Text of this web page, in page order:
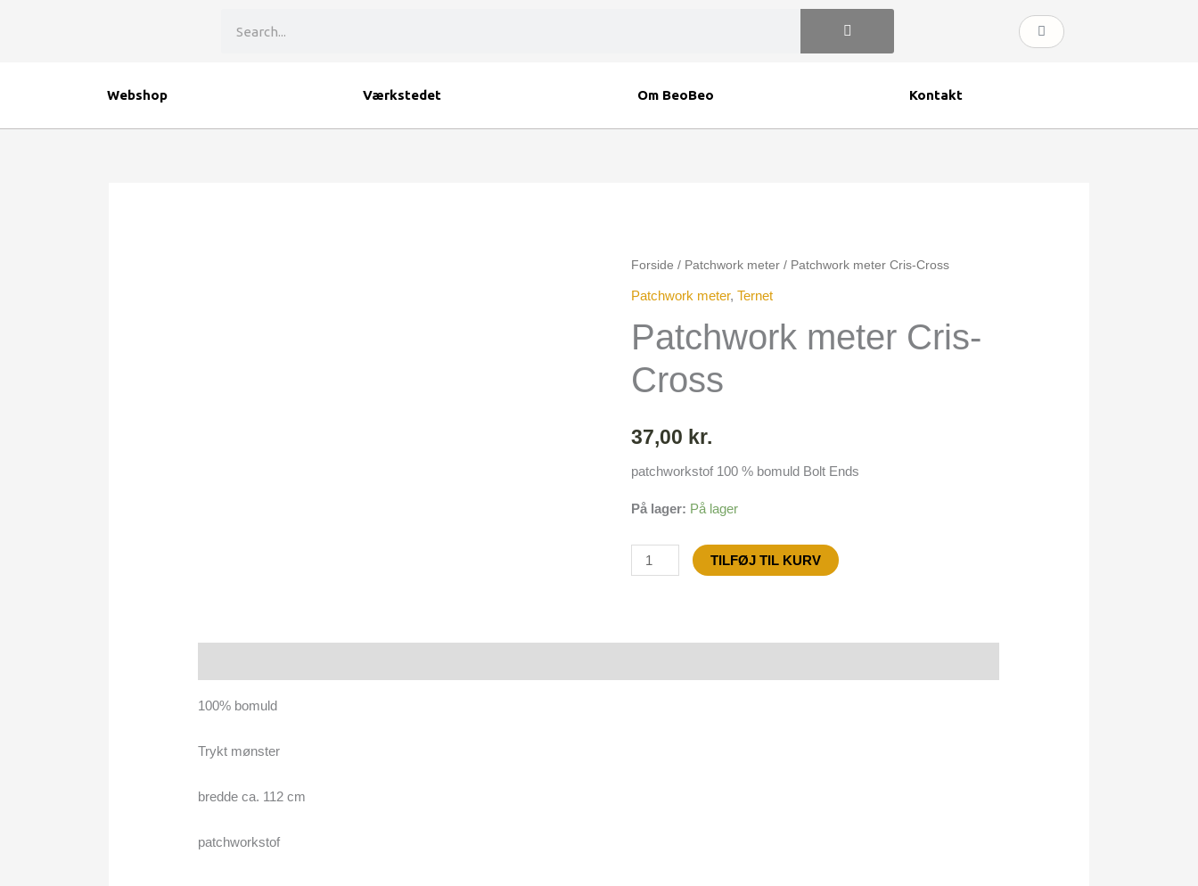
Kurv
Webshop Værkstedet Om BeoBeo Kontakt
Forside / Patchwork meter / Patchwork meter Cris-Cross
Patchwork meter, Ternet
Patchwork meter Cris-
Cross
37,00 kr.
patchworkstof 100 % bomuld Bolt Ends
På lager: På lager
Patchwork
meter
Cross
TILFØJ TIL KURV
100% bomuld
Trykt mønster
bredde ca. 112 cm
patchworkstof